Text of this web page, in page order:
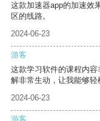
这款加速器app的加速效
区的线路。
2024-06-23
游客
这款学习软件的课程内
解非常生动，让我能够轻
2024-06-23
游客